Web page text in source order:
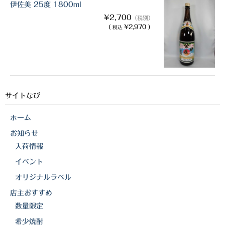
伊佐美 25度 1800ml
¥2,700 （税別）
( 税込 ¥2,970 )
サイトなび
ホーム
お知らせ
入荷情報
イベント
オリジナルラベル
店主おすすめ
数量限定
希少焼酎